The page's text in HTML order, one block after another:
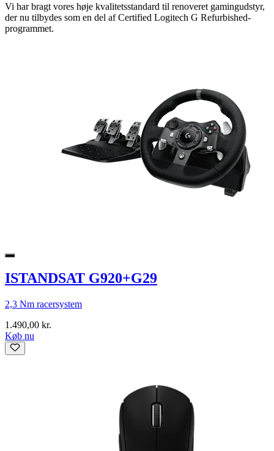
Vi har bragt vores høje kvalitetsstandard til renoveret gamingudstyr,
der nu tilbydes som en del af Certified Logitech G Refurbished-
programmet.
ISTANDSAT G920+G29
2,3 Nm racersystem
1.490,00 kr.
Køb nu